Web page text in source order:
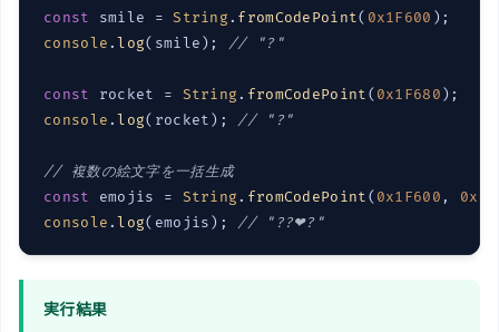
const smile = String. fromCodePoint( 0x1F600
console.log(smile); // "?"
const rocket = String. fromCodePoint( 0x1F680
console.log(rocket); // "?"
// 複数の絵文字を一括生成
const emojis = String. fromCodePoint( 0x1F600 ,
console.log(emojis); // "??❤?"
実行結果